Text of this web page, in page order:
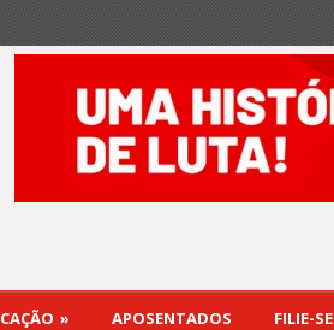
» APOSENTADOS FILIE-SE